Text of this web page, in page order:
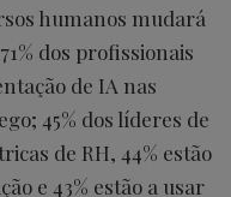
humanos mudará
dos profissionais
de IA nas
45% dos líderes de
de RH, 44% estão
e 43% estão a usar